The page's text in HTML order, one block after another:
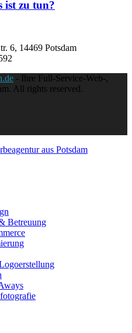
ist zu tun?
6, 14469 Potsdam
- Ihre Full-Service-Web-,
All rights reserved.
Betreuung